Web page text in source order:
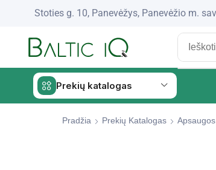
Stoties g. 10, Panevėžys, Panevėžio m.
Prekių katalogas
Pradžia Prekių Katalogas